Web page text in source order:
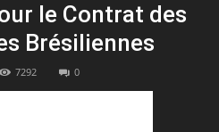
le Contrat des
Brésiliennes
7292 0